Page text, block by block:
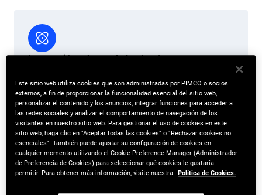
Integración robusta de la plataforma
procesos de análisis macroeconómico, investigación
crediticia y gestión de riesgos, así como nuestra
plataforma integrada de financiamiento alternativo.
*Todos los datos al 31/12/2025 Los activos se expresan sobre la base del
Este sitio web utiliza cookies que son administradas por PIMCO o socios
externos, a fin de proporcionar la funcionalidad esencial del sitio web,
personalizar el contenido y los anuncios, integrar funciones para acceder a
las redes sociales y analizar el comportamiento de navegación de los
visitantes en nuestro sitio web. Para gestionar el uso de cookies en este
sitio web, haga clic en "Aceptar todas las cookies" o "Rechazar cookies no
esenciales". También puede ajustar su configuración de cookies en
cualquier momento utilizando el Cookie Preference Manager (Administrador
de Preferencia de Cookies) para seleccionar qué cookies le gustaría
permitir. Para obtener más información, visite nuestra Política de Cookies.